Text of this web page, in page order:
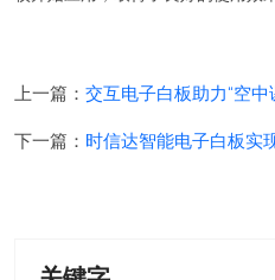
上一篇： 交互电子白板助力“空中
下一篇： 时信达智能电子白板实